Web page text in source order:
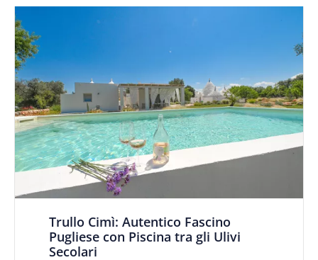
Trullo Cimì: Autentico Fascino
Pugliese con Piscina tra gli Ulivi
Secolari